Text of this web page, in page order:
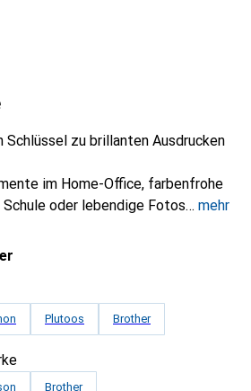
Schlüssel zu brillanten Ausdrucken
im Home-Office, farbenfrohe
oder lebendige Fotos
mehr
Plutoos Brother
Brother